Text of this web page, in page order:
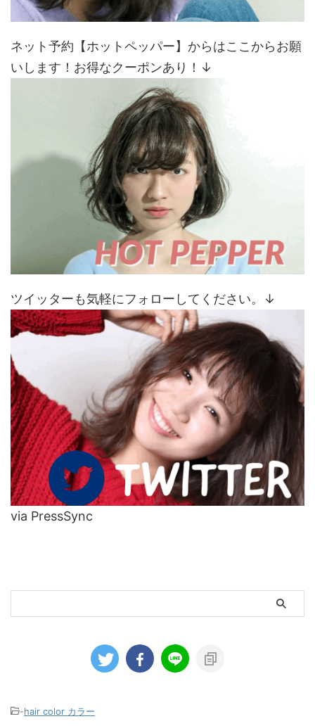
ネット予約【ホットペッパー】からはここからお願
いします！お得なクーポンあり！↓
ツイッターも気軽にフォローしてください。↓
via PressSync
-hair color カラー